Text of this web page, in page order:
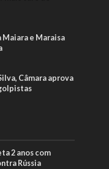
e Maraisa
Câmara aprova
2 anos com
Rússia